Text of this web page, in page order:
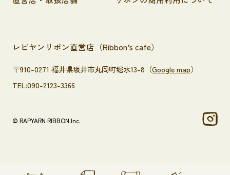
レピヤンリボン直営店（Ribbon’s cafe）
〒910-0271 福井県坂井市丸岡町堀水13-8（Google map）
TEL:090-2123-3366
© RAPYARN RIBBON.Inc.